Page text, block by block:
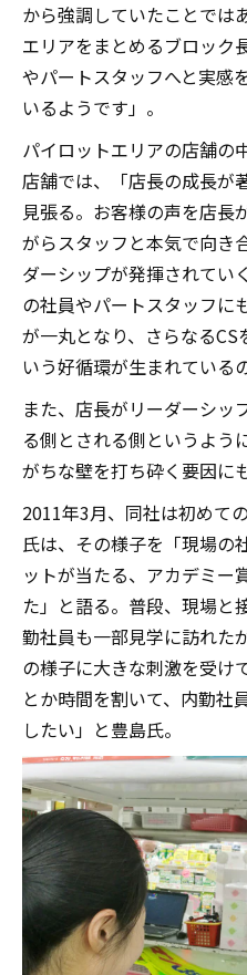
から強調していたことでは
エリアをまとめるブロック
やパートスタッフへと実感
いるようです」。
パイロットエリアの店舗の
店舗では、「店長の成長が
見張る。お客様の声を店長
がらスタッフと本気で向き
ダーシップが発揮されてい
の社員やパートスタッフに
が一丸となり、さらなる
いう好循環が生まれている
また、店長がリーダーシッ
る側とされる側というよう
がちな壁を打ち砕く要因に
2011年3月、同社は初めて
氏は、その様子を「現場の
ットが当たる、アカデミー
た」と語る。普段、現場と
勤社員も一部見学に訪れた
の様子に大きな刺激を受け
とか時間を割いて、内勤社
したい」と豊島氏。